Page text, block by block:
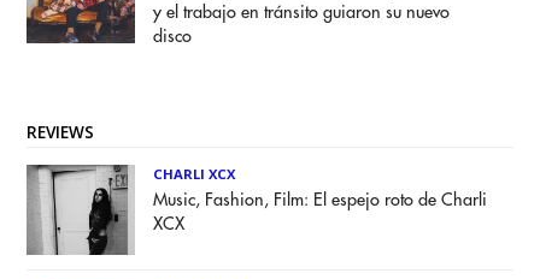
y el trabajo en tránsito guiaron su nuevo
disco
REVIEWS
CHARLI XCX
Music, Fashion, Film: El espejo roto de Charli
XCX